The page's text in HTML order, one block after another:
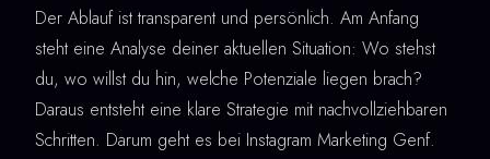
Der Ablauf ist transparent und persönlich. Am Anfang
steht eine Analyse deiner aktuellen Situation: Wo stehst
du, wo willst du hin, welche Potenziale liegen brach?
Daraus entsteht eine klare Strategie mit nachvollziehbaren
Schritten. Darum geht es bei Instagram Marketing Genf.